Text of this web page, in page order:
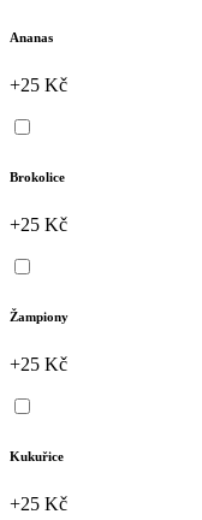
Ananas
+25 Kč
Brokolice
+25 Kč
Žampiony
+25 Kč
Kukuřice
+25 Kč